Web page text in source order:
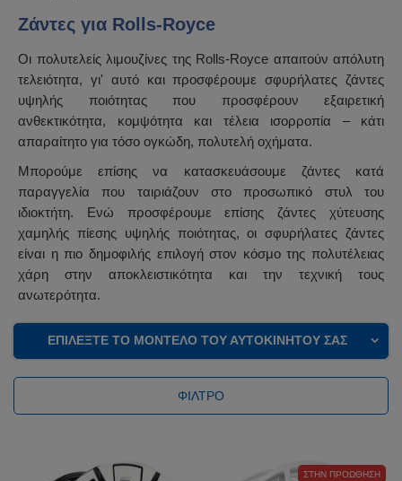
Ζάντες για Rolls-Royce
Οι πολυτελείς λιμουζίνες της Rolls-Royce απαιτούν απόλυτη
τελειότητα, γι' αυτό και προσφέρουμε σφυρήλατες ζάντες
υψηλής ποιότητας που προσφέρουν εξαιρετική
ανθεκτικότητα, κομψότητα και τέλεια ισορροπία – κάτι
απαραίτητο για τόσο ογκώδη, πολυτελή οχήματα.
Μπορούμε επίσης να κατασκευάσουμε ζάντες κατά
παραγγελία που ταιριάζουν στο προσωπικό στυλ του
ιδιοκτήτη. Ενώ προσφέρουμε επίσης ζάντες χύτευσης
χαμηλής πίεσης υψηλής ποιότητας, οι σφυρήλατες ζάντες
είναι η πιο δημοφιλής επιλογή στον κόσμο της πολυτέλειας
χάρη στην αποκλειστικότητα και την τεχνική τους
ανωτερότητα.
ΕΠΙΛΈΞΤΕ ΤΟ ΜΟΝΤΈΛΟ ΤΟΥ ΑΥΤΟΚΙΝΉΤΟΥ ΣΑΣ
ΦΊΛΤΡΟ
ΣΤΗΝ ΠΡΟΏΘΗΣΗ